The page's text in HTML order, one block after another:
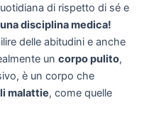
di rispetto di sé e
disciplina medica!
delle abitudini e anche
un corpo pulito,
è un corpo che
malattie, come quelle